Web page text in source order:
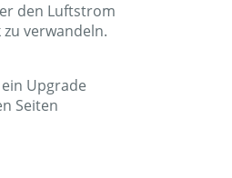
den Luftstrom
verwandeln.
Upgrade
Seiten